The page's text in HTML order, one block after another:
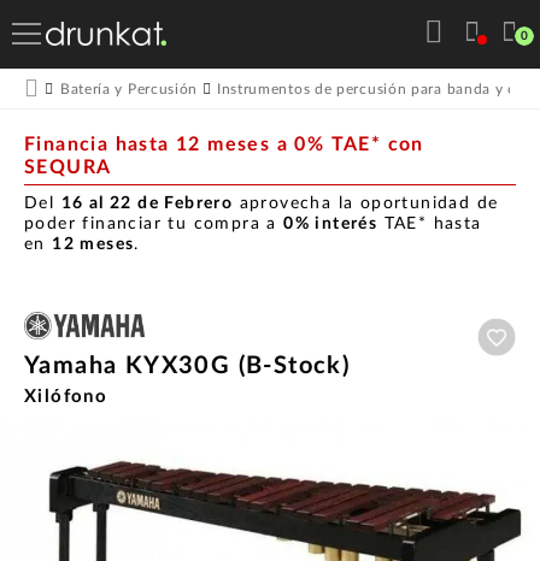
0
Batería y Percusión Instrumentos de percusión para banda y
Financia hasta 12 meses a 0% TAE* con
SEQURA
Del 16 al 22 de Febrero aprovecha la oportunidad de
poder financiar tu compra a0% interés TAE* hasta
en 12 meses.
Yamaha KYX30G (B-Stock)
Xilófono